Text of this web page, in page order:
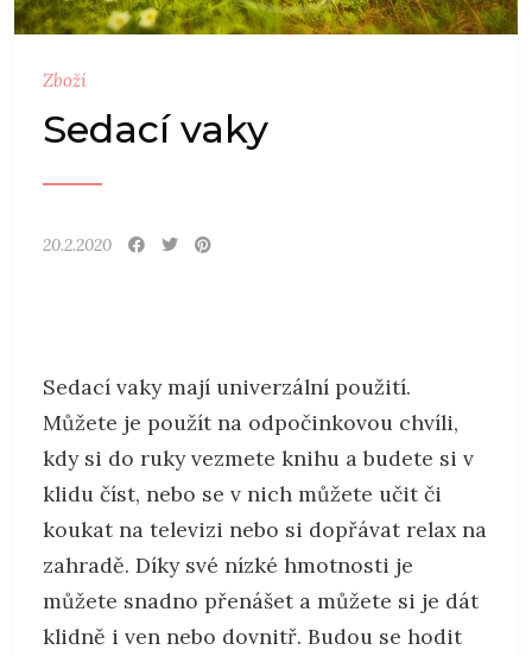
Zboží
Sedací vaky
20.2.2020
Sedací vaky mají univerzální použití.
Můžete je použít na odpočinkovou chvíli,
kdy si do ruky vezmete knihu a budete si v
klidu číst, nebo se v nich můžete učit či
koukat na televizi nebo si dopřávat relax na
zahradě. Díky své nízké hmotnosti je
můžete snadno přenášet a můžete si je dát
klidně i ven nebo dovnitř. Budou se hodit